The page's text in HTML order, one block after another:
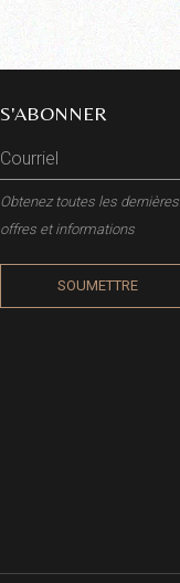
S'ABONNER
Obtenez toutes les dernières
offres et informations
SOUMETTRE